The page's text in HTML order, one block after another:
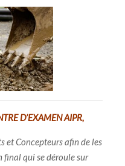
D’EXAMEN AIPR,
et Concepteurs afin de les
final qui se déroule sur